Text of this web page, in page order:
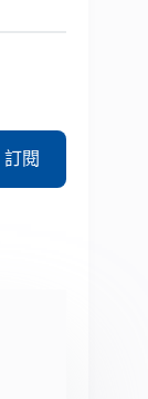
訂閱